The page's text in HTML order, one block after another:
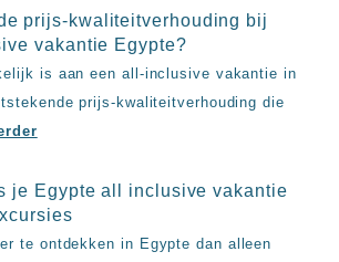
prijs-kwaliteitverhouding bij
vakantie Egypte?
is aan een all-inclusive vakantie in
prijs-kwaliteitverhouding die
je Egypte all inclusive vakantie
te ontdekken in Egypte dan alleen